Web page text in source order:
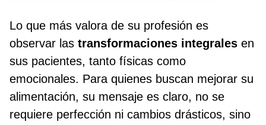
Lo que más valora de su profesión es
observar las transformaciones integrales en
sus pacientes, tanto físicas como
emocionales. Para quienes buscan mejorar su
alimentación, su mensaje es claro, no se
requiere perfección ni cambios drásticos, sino